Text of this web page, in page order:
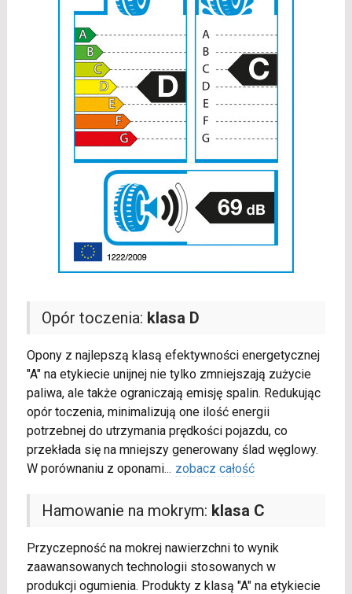
Opór toczenia: klasa D
Opony z najlepszą klasą efektywności energetycznej
"A" na etykiecie unijnej nie tylko zmniejszają zużycie
paliwa, ale także ograniczają emisję spalin. Redukując
opór toczenia, minimalizują one ilość energii
potrzebnej do utrzymania prędkości pojazdu, co
przekłada się na mniejszy generowany ślad węglowy.
W porównaniu z oponami... zobacz całość
Hamowanie na mokrym: klasa C
Przyczepność na mokrej nawierzchni to wynik
zaawansowanych technologii stosowanych w
produkcji ogumienia. Produkty z klasą "A" na etykiecie